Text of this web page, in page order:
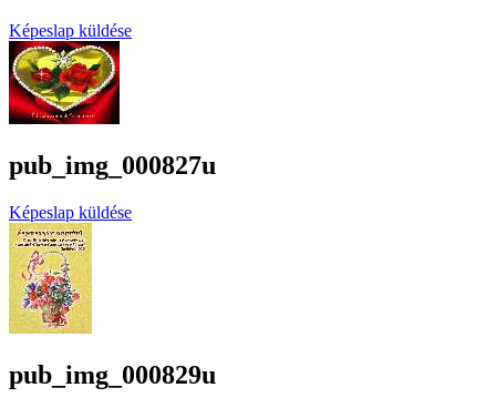
Képeslap küldése
pub_img_000827u
Képeslap küldése
pub_img_000829u